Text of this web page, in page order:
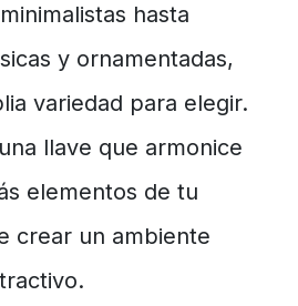
hasta
y ornamentadas,
variedad para elegir.
llave que armonice
elementos de tu
crear un ambiente